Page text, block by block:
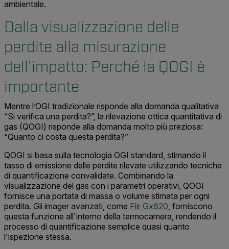
ambientale.
Dalla visualizzazione delle
perdite alla misurazione
dell'impatto: Perché la QOGI è
importante
Mentre l’OGI tradizionale risponde alla domanda qualitativa
“Si verifica una perdita?”, la rilevazione ottica quantitativa di
gas (QOGI) risponde alla domanda molto più preziosa:
“Quanto ci costa questa perdita?”
QOGI si basa sulla tecnologia OGI standard, stimando il
tasso di emissione delle perdite rilevate utilizzando tecniche
di quantificazione convalidate. Combinando la
visualizzazione del gas con i parametri operativi, QOGI
fornisce una portata di massa o volume stimata per ogni
perdita. Gli imager avanzati, come Flir Gx620 , forniscono
questa funzione all'interno della termocamera, rendendo il
processo di quantificazione semplice quasi quanto
l'ispezione stessa.